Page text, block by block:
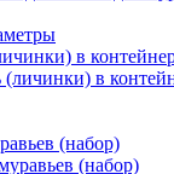
в
(набор)